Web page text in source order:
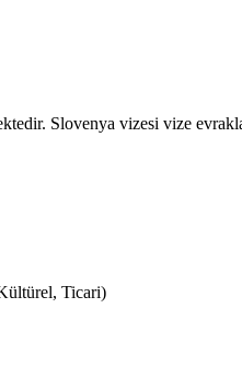
Slovenya vizesi vize
Ticari)